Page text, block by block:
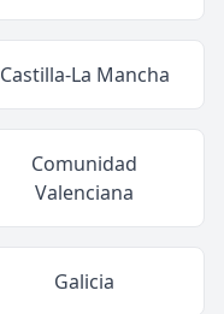
Castilla-La Mancha
Comunidad
Valenciana
Galicia